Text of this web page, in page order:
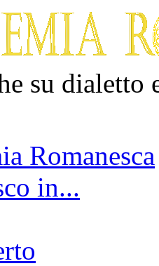
su
Romanesca
in...